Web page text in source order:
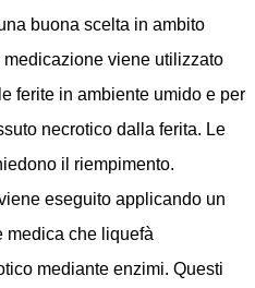
buona scelta in ambito
viene utilizzato
ferite in ambiente umido e per
necrotico dalla ferita. Le
il riempimento.
eseguito applicando un
medica che liquefà
mediante enzimi. Questi